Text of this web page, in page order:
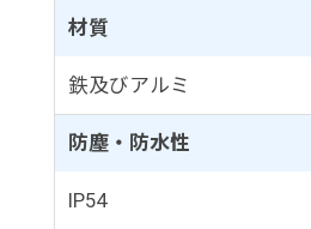
材質
鉄及びアルミ
防塵・防水性
IP54